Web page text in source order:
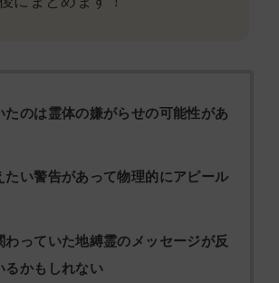
たのは霊体の嫌がらせの可能性があ
たい警告があって物理的にアピール
わっていた地縛霊のメッセージが反
るかもしれない